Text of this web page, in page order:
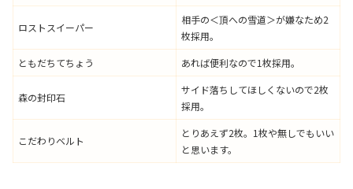
ロストスイーパー
相手の＜頂への雪道＞が嫌なため2
枚採用。
ともだちてちょう
あれば便利なので1枚採用。
森の封印石
サイド落ちしてほしくないので2枚
採用。
こだわりベルト
とりあえず2枚。1枚や無しでもいい
と思います。